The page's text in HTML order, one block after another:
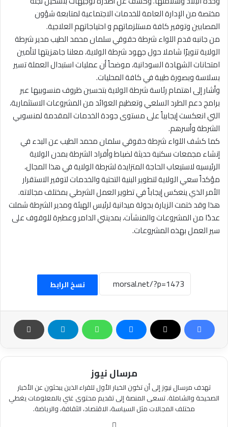
مختصة من الإدارة العامة للخدمات الاجتماعية لمتابعة شؤون
المصابين وتوفير كافة مستلزماتهم و احتياجاتهم العلاجية.
من جانبه قدم اللواء شرطة حقوقي سلمان محمد الطيب مدير شرطة
الولاية تنويرًا شاملا حول جهود شرطة الولاية، معلنا جاهزيتها لتأمين
امتحانات الشهادة السودانية، موضحاً أن عمليات استبدال العملة تسير
بسلاسة وبصورة طيبة في كافة المحليات.
وأشار إلى اهتمام رئاسة شرطة الولاية بتحسين ظروف منسوبيها عبر
برامج دعم الطرد السلعي وتعظيم العوائد من المشروعات الاستثمارية،
التي انعكست إيجابياً على مستوى جودة الخدمات المقدمة لمنسوبي
الشرطة وأسرهم.
كما كشف اللواء شرطة حقوقي سلمان محمد الطيب عن البدء في
إنشاء مجمعات سكنية حديثة لضباط وأفراد الشرطة بمدن الولاية
الرئيسيه لاستيعاب الحاجة المتزايدة لشرطة الولاية في هذا المجال،
مؤكداً سعي الولاية لتطوير البنية التحتية والخدمات لتوفير الاستقرار
الأمر الذي ينعكس إيجاباً في تطوير العمل الشرطي بمختلف مجالاته.
هذا وقد ختمت الزيارة بجولة ميدانية لرئيس الهيئة ومدير الشرطة شملت
عددًا من المشروعات والمنشآت، بمدينتي الدامر وعطبرة للوقوف على
سير العمل بهذه المشروعات.
نسخ الرابط
مرسال نيوز
تهدف مرسال نيوز إلى أن تكون الخيار الأول للقراء الذين يبحثون عن الأخبار
الصحيحة والشاملة. تسعى المنصة إلى تقديم محتوى غني بالمعلومات يغطي
مختلف المجالات مثل السياسة، الاقتصاد، الثقافة، والرياضة.